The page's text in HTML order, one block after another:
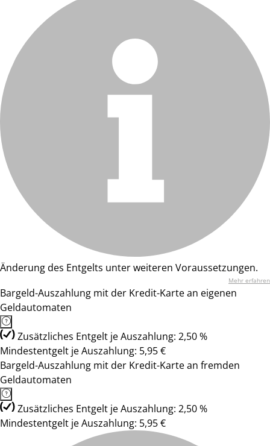
Änderung des Entgelts unter weiteren Voraussetzungen.
Mehr erfahren
Bargeld-Auszahlung mit der Kredit-Karte an eigenen
Geldautomaten
Zusätzliches Entgelt je Auszahlung: 2,50 %
Mindestentgelt je Auszahlung: 5,95 €
Bargeld-Auszahlung mit der Kredit-Karte an fremden
Geldautomaten
Zusätzliches Entgelt je Auszahlung: 2,50 %
Mindestentgelt je Auszahlung: 5,95 €